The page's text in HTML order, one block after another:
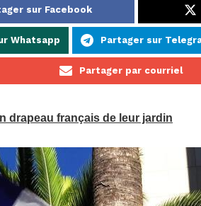
sur Facebook
Whatsapp Partager sur
Partager par courriel
drapeau français de leur jardin